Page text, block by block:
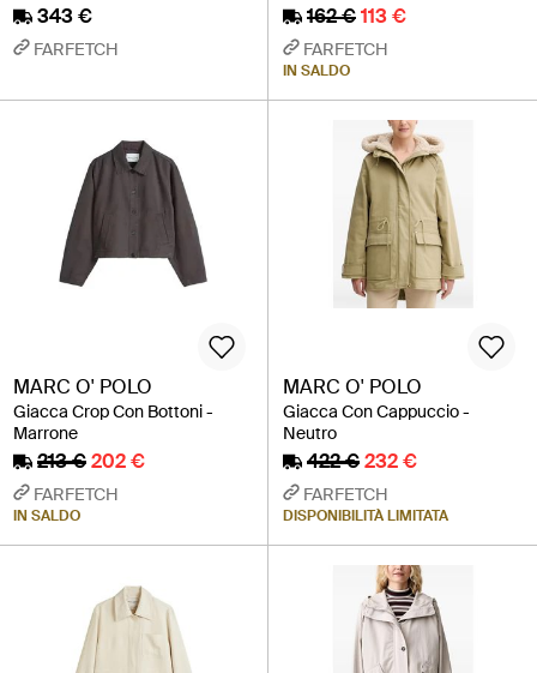
343 €
FARFETCH
162 €113 €
FARFETCH
IN SALDO
MARC O' POLO
Giacca Crop Con Bottoni -
Marrone
213 €202 €
FARFETCH
IN SALDO
MARC O' POLO
Giacca Con Cappuccio -
Neutro
422 €232 €
FARFETCH
DISPONIBILITÀ LIMITATA